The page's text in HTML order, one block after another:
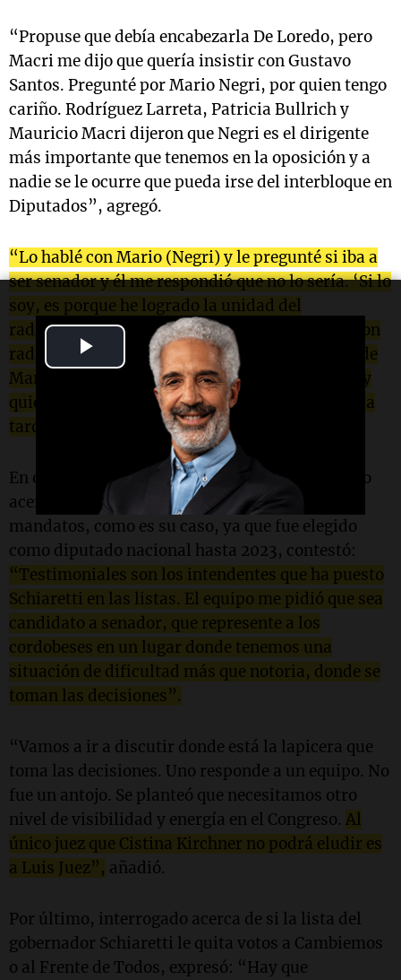
Play
Video
“Propuse que debía encabezarla De Loredo, pero
Macri me dijo que quería insistir con Gustavo
Santos. Pregunté por Mario Negri, por quien tengo
cariño. Rodríguez Larreta, Patricia Bullrich y
Mauricio Macri dijeron que Negri es el dirigente
más importante que tenemos en la oposición y a
nadie se le ocurre que pueda irse del interbloque en
Diputados”, agregó.
“Lo hablé con Mario (Negri) y le pregunté si iba a
ser senador y él me respondió que no lo sería. ‘Si lo
soy, es porque he logrado la unidad del
radicalismo’, me dijo, y hoy hay cuatro listas con
radicales. Hasta último momento, la ausencia de
Mario en la lista generó interrogantes. Yo no soy
quien debe dar explicaciones: hasta las seis de la
tarde, la lista la teníamos”, explicó.
En otro tramo de la entrevista, al ser consultado
acerca de los candidatos que no terminan sus
mandatos, como es su caso, ya que fue elegido
como diputado nacional hasta 2023, contestó:
“Testimoniales son los intendentes que ha puesto
Schiaretti en las listas. El equipo me pidió que sea
candidato a senador, que represente a los
cordobeses en un lugar donde tenemos una
situación de dificultad más que notoria, donde se
toman las decisiones”.
“Vamos a ir a discutir donde está la lapicera que
toma las decisiones. Uno responde a un equipo. No
fue un antojo. Se planteó que necesitamos otro
nivel de visibilidad y energía en el Congreso. Al
único juez que Cistina Kirchner no podrá eludir es
a Luis Juez”, añadió.
Por último, interrogado acerca de si la lista del
gobernador Schiaretti le quita votos a Cambiemos
o al Frente de Todos, expresó: “Hay que